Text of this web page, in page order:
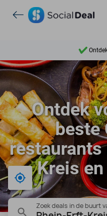
7 dagen
Ontdek
beste
Kreis
Bij mij in de buurt
Zoek deals in de buurt